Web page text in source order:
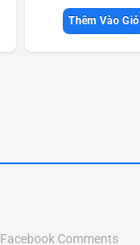
Thêm Vào Giỏ
Facebook Comments